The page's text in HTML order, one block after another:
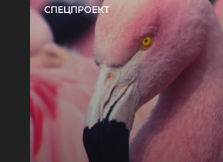
СПЕЦПРОЕКТ